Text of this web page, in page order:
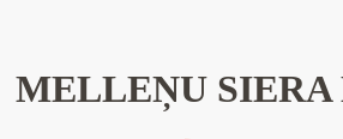
MELLEŅU